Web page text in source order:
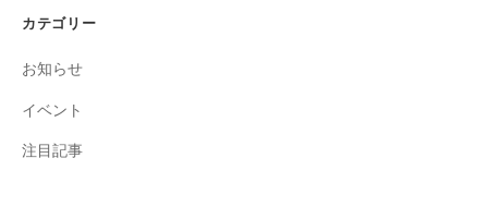
カテゴリー
お知らせ
イベント
注目記事